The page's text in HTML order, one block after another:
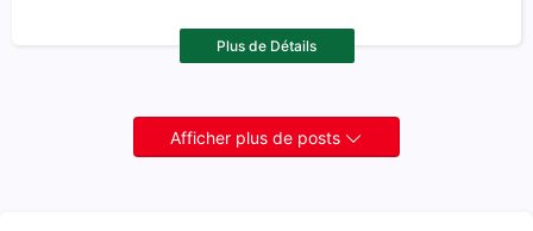
Plus de Détails
Afficher plus de posts